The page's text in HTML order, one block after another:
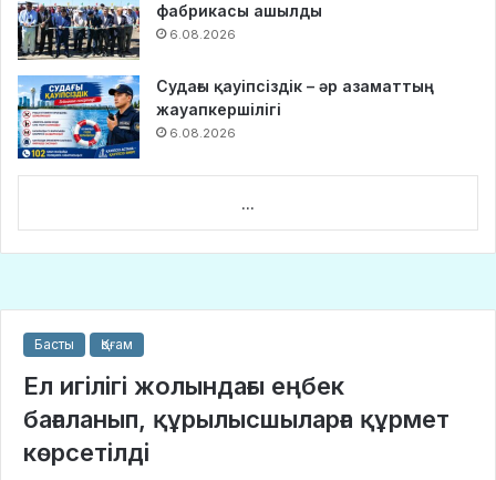
фабрикасы ашылды
6.08.2026
Судағы қауіпсіздік – әр азаматтың
жауапкершілігі
6.08.2026
...